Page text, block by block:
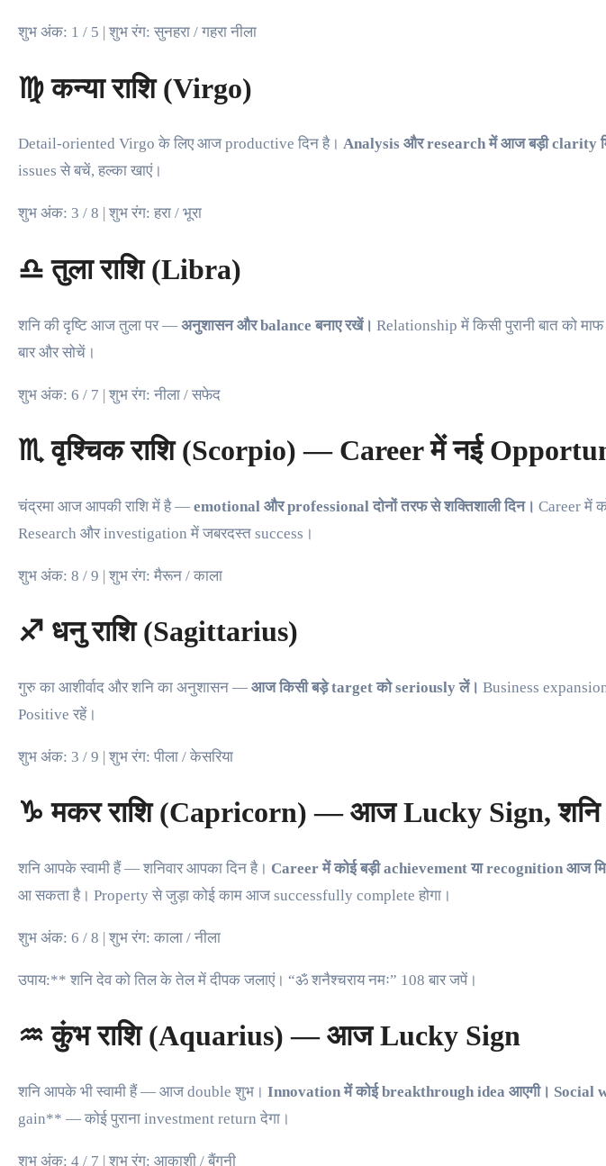
शुभ अंक: 1 / 5 | शुभ रंग: सुनहरा / गहरा नीला
♍ कन्या राशि (Virgo)
Detail-oriented Virgo के लिए आज productive दिन है। Analysis और research में आज बड़ी clarity
issues से बचें, हल्का खाएं।
शुभ अंक: 3 / 8 | शुभ रंग: हरा / भूरा
♎ तुला राशि (Libra)
शनि की दृष्टि आज तुला पर — अनुशासन और balance बनाए रखें। Relationship में किसी पुरानी बात को
बार और सोचें।
शुभ अंक: 6 / 7 | शुभ रंग: नीला / सफेद
♏ वृश्चिक राशि (Scorpio) — Career में नई
चंद्रमा आज आपकी राशि में है — emotional और professional दोनों तरफ से शक्तिशाली दिन। Career में
Research और investigation में जबरदस्त success।
शुभ अंक: 8 / 9 | शुभ रंग: मैरून / काला
♐ धनु राशि (Sagittarius)
गुरु का आशीर्वाद और शनि का अनुशासन — आज किसी बड़े target को seriously लें। Business
Positive रहें।
शुभ अंक: 3 / 9 | शुभ रंग: पीला / केसरिया
♑ मकर राशि (Capricorn) — आज Lucky Sign, शनि
शनि आपके स्वामी हैं — शनिवार आपका दिन है। Career में कोई बड़ी achievement या recognition आज
आ सकता है। Property से जुड़ा कोई काम आज successfully complete होगा।
शुभ अंक: 6 / 8 | शुभ रंग: काला / नीला
उपाय:** शनि देव को तिल के तेल में दीपक जलाएं। “ॐ शनैश्चराय नमः” 108 बार जपें।
♒ कुंभ राशि (Aquarius) — आज Lucky Sign
शनि आपके भी स्वामी हैं — आज double शुभ। Innovation में कोई breakthrough idea आएगी। Social
gain** — कोई पुराना investment return देगा।
शुभ अंक: 4 / 7 | शुभ रंग: आकाशी / बैंगनी